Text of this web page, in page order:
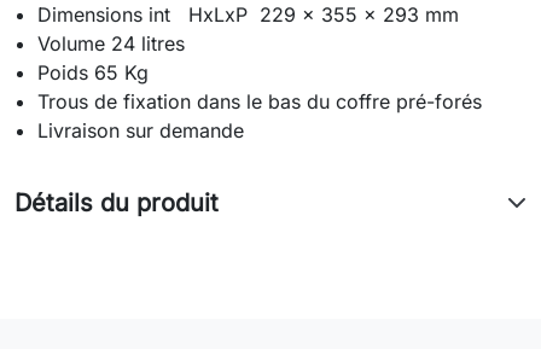
Dimensions int HxLxP 229 x 355 x 293 mm
Volume 24 litres
Poids 65 Kg
Trous de fixation dans le bas du coffre pré-forés
Livraison sur demande
Détails du produit